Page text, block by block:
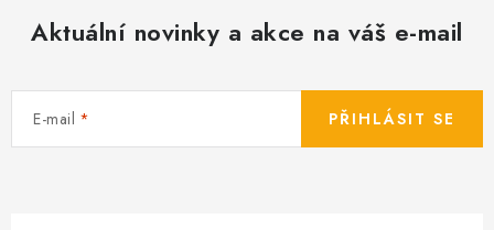
Aktuální novinky a akce na váš e-mail
E-mail PŘIHLÁSIT SE